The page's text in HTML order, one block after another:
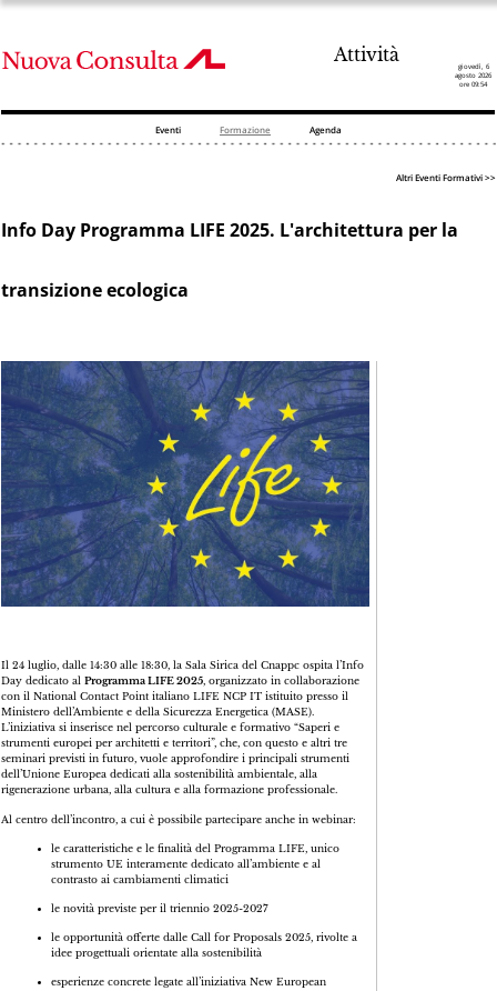
Attività
giovedì, 6
agosto 2026
ore 09:54
Eventi Formazione Agenda
Altri Eventi Formativi >>
Info Day Programma LIFE 2025. L'architettura per la
transizione ecologica
Il 24 luglio, dalle 14:30 alle 18:30, la Sala Sirica del Cnappc ospita l’Info
Day dedicato alProgramma LIFE 2025, organizzato in collaborazione
con il National Contact Point italiano LIFE NCP IT istituito presso il
Ministero dell’Ambiente e della Sicurezza Energetica (MASE).
L’iniziativa si inserisce nel percorso culturale e formativo “Saperi e
strumenti europei per architetti e territori”, che, con questo e altri tre
seminari previsti in futuro, vuole approfondire i principali strumenti
dell’Unione Europea dedicati alla sostenibilità ambientale, alla
rigenerazione urbana, alla cultura e alla formazione professionale.
Al centro dell’incontro, a cui è possibile partecipare anche in webinar:
le caratteristiche e le finalità del Programma LIFE, unico
strumento UE interamente dedicato all’ambiente e al
contrasto ai cambiamenti climatici
le novità previste per il triennio 2025-2027
le opportunità offerte dalle Call for Proposals 2025, rivolte a
idee progettuali orientate alla sostenibilità
esperienze concrete legate all’iniziativa New European